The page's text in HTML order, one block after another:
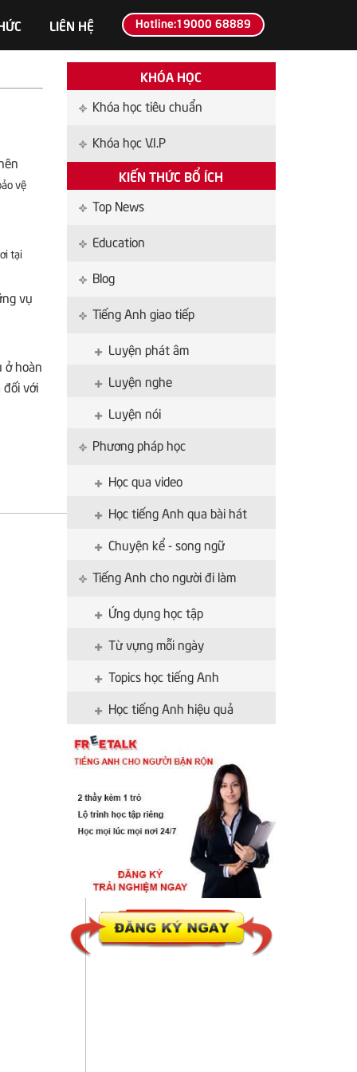
LIÊN HỆ Hotline:19000 68889
vệ
tại
vụ
ở hoàn
với
KHÓA HỌC
Khóa học tiêu chuẩn
Khóa học V.I.P
KIẾN THỨC BỔ ÍCH
Top News
Education
Blog
Tiếng Anh giao tiếp
Luyện phát âm
Luyện nghe
Luyện nói
Phương pháp học
Học qua video
Học tiếng Anh qua bài hát
Chuyện kể - song ngữ
Tiếng Anh cho người đi làm
Ứng dụng học tập
Từ vựng mỗi ngày
Topics học tiếng Anh
Học tiếng Anh hiệu quả